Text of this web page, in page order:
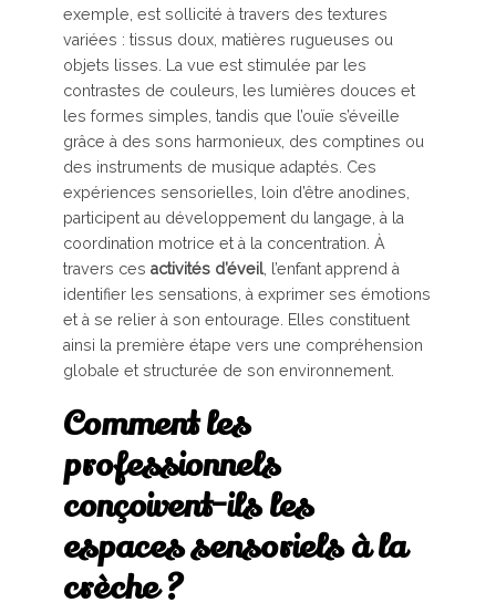
exemple, est sollicité à travers des textures
variées : tissus doux, matières rugueuses ou
objets lisses. La vue est stimulée par les
contrastes de couleurs, les lumières douces et
les formes simples, tandis que l’ouïe s’éveille
grâce à des sons harmonieux, des comptines ou
des instruments de musique adaptés. Ces
expériences sensorielles, loin d’être anodines,
participent au développement du langage, à la
coordination motrice et à la concentration. À
travers ces activités d’éveil, l’enfant apprend à
identifier les sensations, à exprimer ses émotions
et à se relier à son entourage. Elles constituent
ainsi la première étape vers une compréhension
globale et structurée de son environnement.
Comment les
professionnels
conçoivent-ils les
espaces sensoriels à la
crèche ?